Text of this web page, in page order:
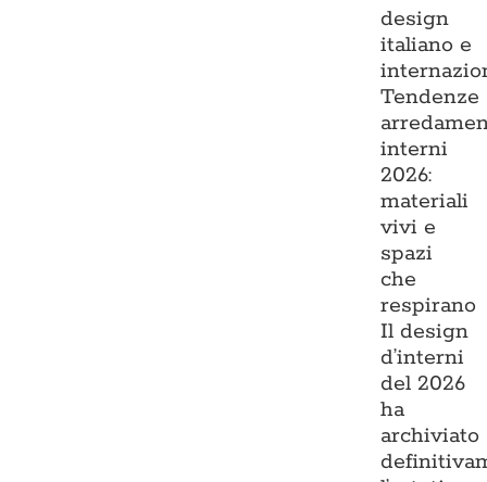
design
italiano e
Tendenze
interni
2026:
materiali
vivi e
spazi
che
respirano
Il design
d’interni
del 2026
ha
archiviato